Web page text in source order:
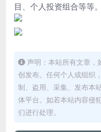
目、个人投资组合等等。
声明：本站所有文章，
创发布。任何个人或组织
制、盗用、采集、发布本
体平台。如若本站内容侵
们进行处理。